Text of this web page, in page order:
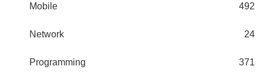
Mobile 492
Network 24
Programming 371